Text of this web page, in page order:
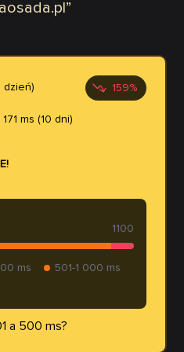
”
dzień) 159%
171 ms (10 dni)
1100
ms
501-1 000 ms
a 500 ms?